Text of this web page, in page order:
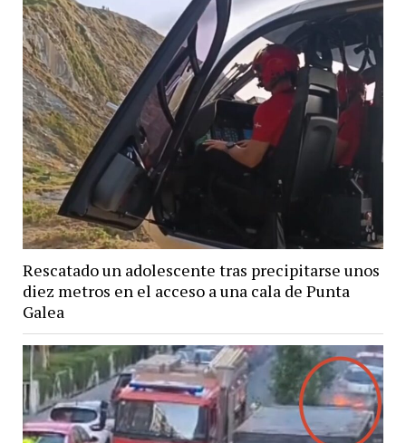
Rescatado un adolescente tras precipitarse unos
diez metros en el acceso a una cala de Punta
Galea